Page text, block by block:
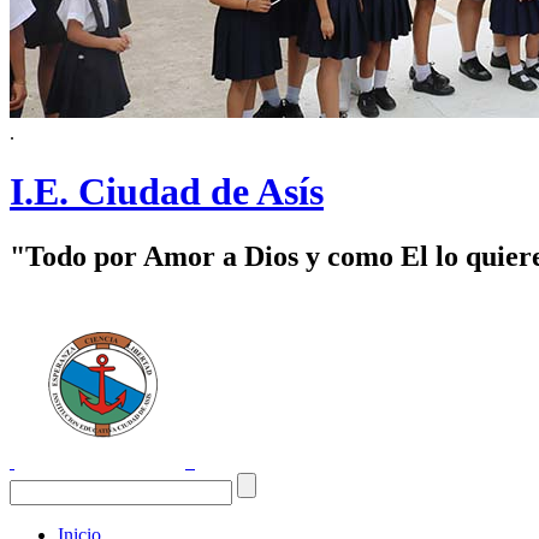
.
I.E. Ciudad de Asís
"Todo por Amor a Dios y como El lo
Inicio